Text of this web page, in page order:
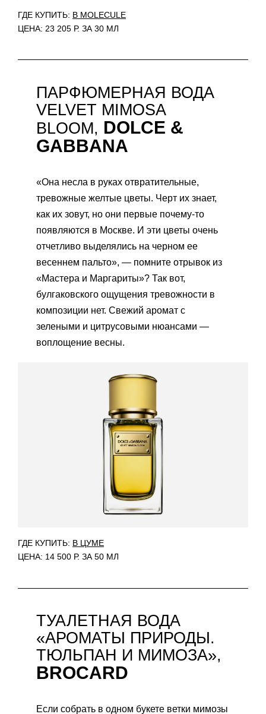
ГДЕ КУПИТЬ: В MOLECULE
ЦЕНА: 23 205 Р. ЗА 30 МЛ
ПАРФЮМЕРНАЯ ВОДА
VELVET MIMOSA
BLOOM, DOLCE &
GABBANA
«Она несла в руках отвратительные,
тревожные желтые цветы. Черт их знает,
как их зовут, но они первые почему-то
появляются в Москве. И эти цветы очень
отчетливо выделялись на черном ее
весеннем пальто», — помните отрывок из
«Мастера и Маргариты»? Так вот,
булгаковского ощущения тревожности в
композиции нет. Свежий аромат с
зелеными и цитрусовыми нюансами —
воплощение весны.
ГДЕ КУПИТЬ: В ЦУМЕ
ЦЕНА: 14 500 Р. ЗА 50 МЛ
ТУАЛЕТНАЯ ВОДА
«АРОМАТЫ ПРИРОДЫ.
ТЮЛЬПАН И МИМОЗА»,
BROCARD
Если собрать в одном букете ветки мимозы